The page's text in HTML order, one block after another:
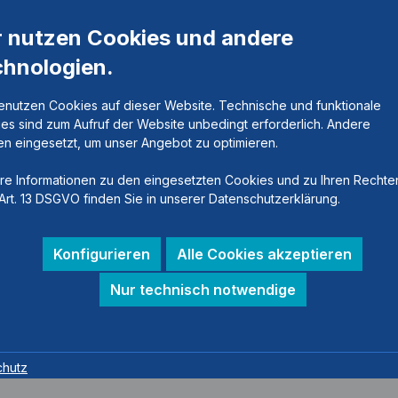
nutzen Cookies und andere
Cookies auf dieser Website. Technische und funktionale
sind zum Aufruf der Website unbedingt erforderlich. Andere
eingesetzt, um unser Angebot zu optimieren.
Informationen zu den eingesetzten Cookies und zu Ihren
13 DSGVO finden Sie in unserer Datenschutzerklärung.
Konfigurieren
Alle Cookies akzeptieren
Nur technisch notwendige